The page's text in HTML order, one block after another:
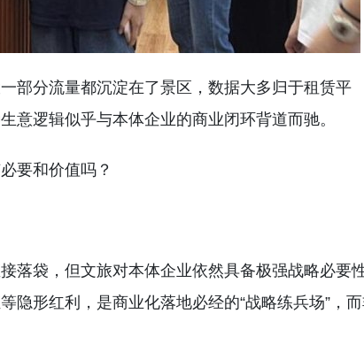
部分流量都沉淀在了景区，数据大多归于租赁平
意逻辑似乎与本体企业的商业闭环背道而驰。
要和价值吗？
落袋，但文旅对本体企业依然具备极强战略必要
形红利，是商业化落地必经的“战略练兵场”，